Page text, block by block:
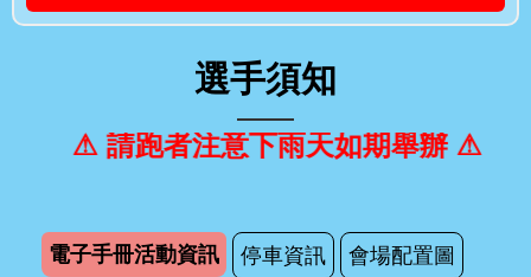
選手須知
⚠ 請跑者注意下雨天如期舉辦 ⚠
電子手冊活動資訊 停車資訊 會場配置圖